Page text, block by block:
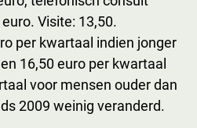
Visite: 13,50.
per kwartaal indien jonger
16,50 euro per kwartaal
voor mensen ouder dan
2009 weinig veranderd.